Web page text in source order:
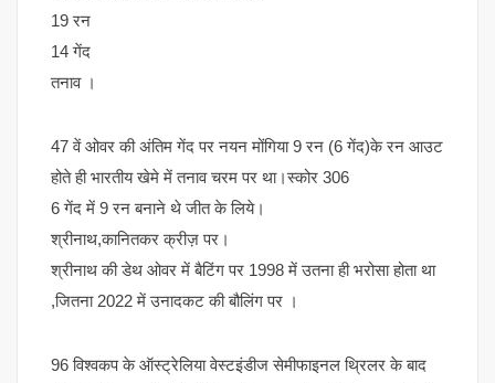
19 रन
14 गेंद
तनाव ।
47 वें ओवर की अंतिम गेंद पर नयन मोंगिया 9 रन (6 गेंद)के रन आउट
होते ही भारतीय खेमे में तनाव चरम पर था।स्कोर 306
6 गेंद में 9 रन बनाने थे जीत के लिये।
श्रीनाथ,कानितकर क्रीज़ पर।
श्रीनाथ की डेथ ओवर में बैटिंग पर 1998 में उतना ही भरोसा होता था
,जितना 2022 में उनादकट की बौलिंग पर ।
96 विश्वकप के ऑस्ट्रेलिया वेस्टइंडीज सेमीफाइनल थ्रिलर के बाद